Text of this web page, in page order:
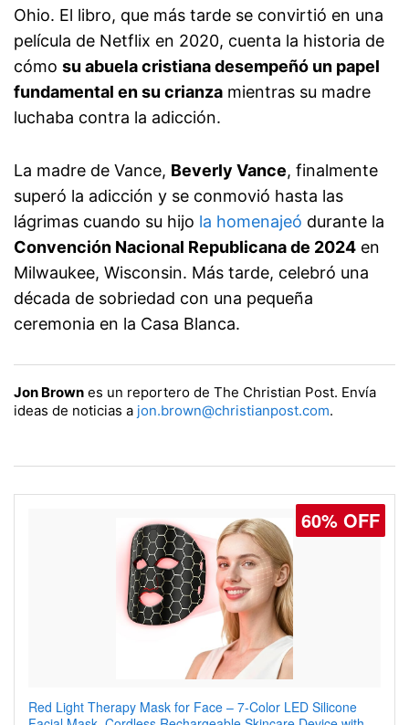
Ohio. El libro, que más tarde se convirtió en una
película de Netflix en 2020, cuenta la historia de
cómo su abuela cristiana desempeñó un papel
fundamental en su crianza mientras su madre
luchaba contra la adicción.
La madre de Vance, Beverly Vance, finalmente
superó la adicción y se conmovió hasta las
lágrimas cuando su hijo la homenajeó durante la
Convención Nacional Republicana de 2024 en
Milwaukee, Wisconsin. Más tarde, celebró una
década de sobriedad con una pequeña
ceremonia en la Casa Blanca.
Jon Brown es un reportero de The Christian Post. Envía
ideas de noticias a jon.brown@christianpost.com.
60% OFF
Red Light Therapy Mask for Face – 7-Color LED Silicone
77% OFF
Men's Slim Fit Polo Shirt – Quick Dry Moisture Wicking, High